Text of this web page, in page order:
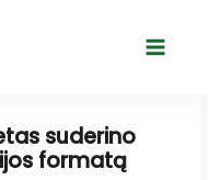
Main
suderino
formatą